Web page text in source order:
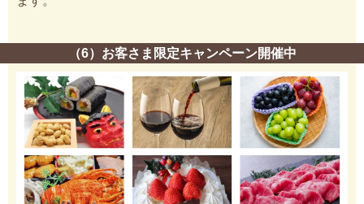
（6）お客さま限定キャンペーン開催中